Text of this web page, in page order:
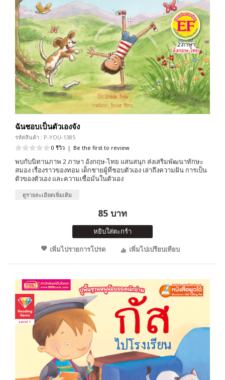
ฉันชอบเป็นตัวเองจัง
รหัสสินค้า : P-YOU-1385
0 รีวิว | Be the first to review
พบกับนิทานภาพ 2 ภาษา อังกฤษ-ไทย แสนสนุก ส่งเสริมพัฒนาทักษะ
สมอง เรื่องราวของทอม เด็กชายผู้ที่ชอบตัวเอง เล่าถึงความฝัน การเป็น
ตัวของตัวเอง และความเชื่อมั่นในตัวเอง
ดูรายละเอียดเพิ่มเติม
85 บาท
หยิบใส่ตะกร้า
เพิ่มไปรายการโปรด
เพิ่มไปเปรียบเทียบ